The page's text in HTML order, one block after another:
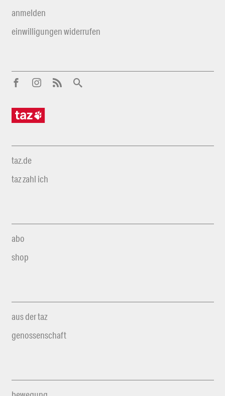
anmelden
einwilligungen widerrufen
taz.de
taz zahl ich
abo
shop
aus der taz
genossenschaft